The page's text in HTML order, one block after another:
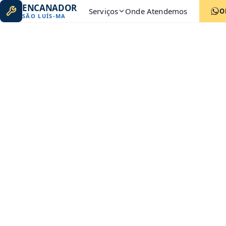
ENCANADOR
SÃO LUÍS-MA Serviços Onde Atendemos